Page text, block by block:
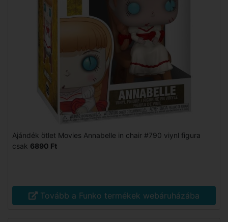
Ajándék ötlet Movies Annabelle in chair #790 viynl figura
csak 6890 Ft
Tovább a Funko termékek webáruházába